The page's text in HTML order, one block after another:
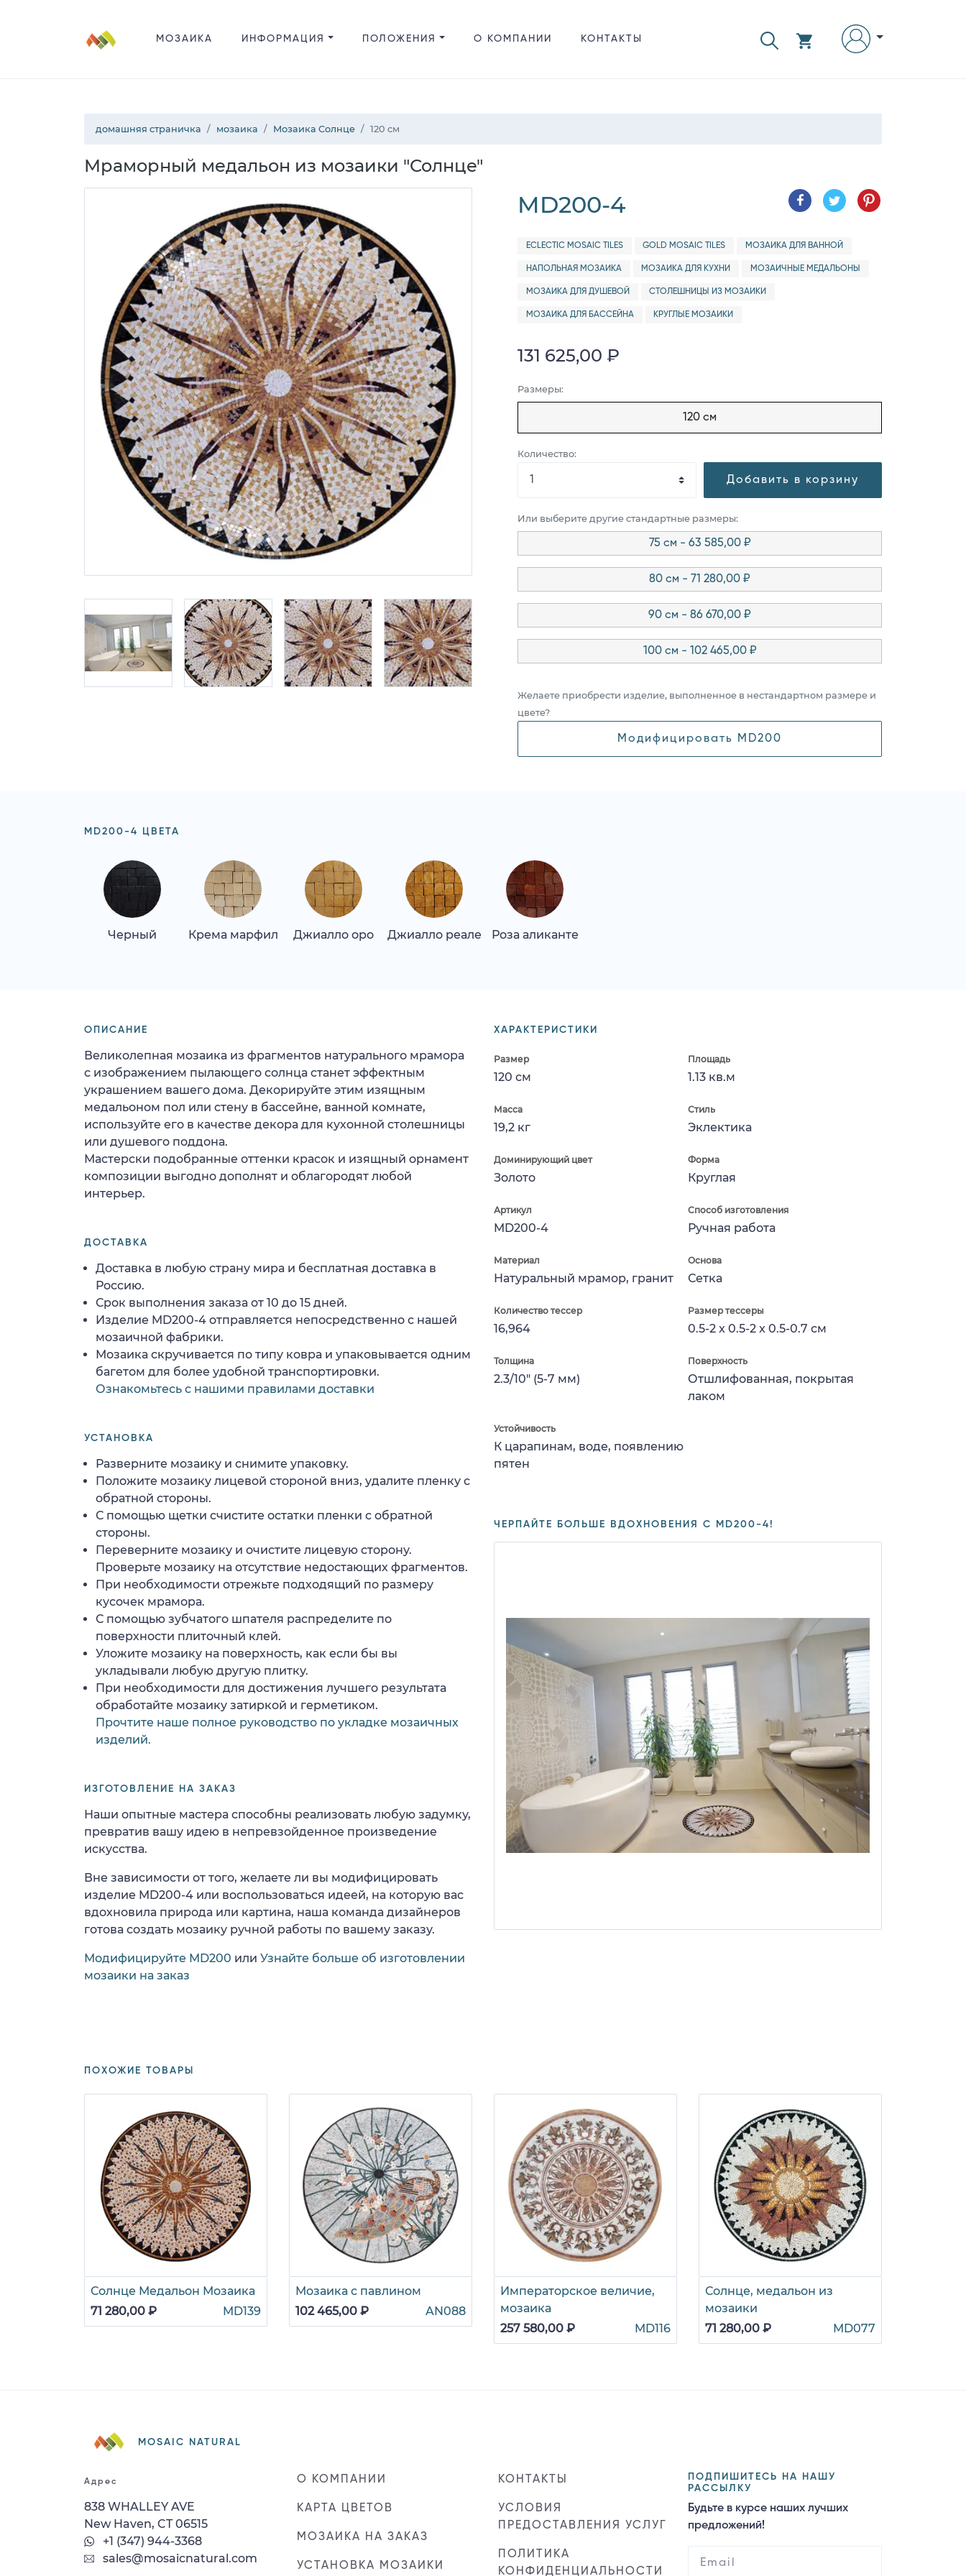
МОЗАИКА ИНФОРМАЦИЯ ПОЛОЖЕНИЯ О КОМПАНИИ КОНТАКТЫ
домашняя страничка мозаика Мозаика Солнце 120 см
Мраморный медальон из мозаики "Солнце"
MD200-4
ECLECTIC MOSAIC TILES GOLD MOSAIC TILES МОЗАИКА ДЛЯ ВАННОЙ
НАПОЛЬНАЯ МОЗАИКА МОЗАИКА ДЛЯ КУХНИ МОЗАИЧНЫЕ МЕДАЛЬОНЫ
МОЗАИКА ДЛЯ ДУШЕВОЙ СТОЛЕШНИЦЫ ИЗ МОЗАИКИ
МОЗАИКА ДЛЯ БАССЕЙНА КРУГЛЫЕ МОЗАИКИ
131 625,00 ₽
Размеры:
120 см
Количество:
Добавить в корзину
Или выберите другие стандартные размеры:
75 см - 63 585,00 ₽
80 см - 71 280,00 ₽
90 см - 86 670,00 ₽
100 см - 102 465,00 ₽
Желаете приобрести изделие, выполненное в нестандартном размере и
цвете?
Модифицировать MD200
MD200-4 ЦВЕТА
Черный Крема марфил Джиалло оро Джиалло реале Роза аликанте
ХАРАКТЕРИСТИКИ
Размер
120 см
Площадь
1.13 кв.м
Масса
19,2 кг
Стиль
Эклектика
Доминирующий цвет
Золото
Форма
Круглая
Артикул
MD200-4
Способ изготовления
Ручная работа
Материал
Натуральный мрамор, гранит
Основа
Сетка
Количество тессер
16,964
Размер тессеры
0.5-2 x 0.5-2 x 0.5-0.7 см
Толщина
2.3/10" (5-7 мм)
Поверхность
Отшлифованная, покрытая
лаком
Устойчивость
К царапинам, воде, появлению
пятен
ЧЕРПАЙТЕ БОЛЬШЕ ВДОХНОВЕНИЯ С MD200-4!
ОПИСАНИЕ
Великолепная мозаика из фрагментов натурального мрамора
с изображением пылающего солнца станет эффектным
украшением вашего дома. Декорируйте этим изящным
медальоном пол или стену в бассейне, ванной комнате,
используйте его в качестве декора для кухонной столешницы
или душевого поддона.
Мастерски подобранные оттенки красок и изящный орнамент
композиции выгодно дополнят и облагородят любой
интерьер.
ДОСТАВКА
Доставка в любую страну мира и бесплатная доставка в
Россию.
Срок выполнения заказа от 10 до 15 дней.
Изделие MD200-4 отправляется непосредственно с нашей
мозаичной фабрики.
Мозаика скручивается по типу ковра и упаковывается одним
багетом для более удобной транспортировки.
Ознакомьтесь с нашими правилами доставки
УСТАНОВКА
Разверните мозаику и снимите упаковку.
Положите мозаику лицевой стороной вниз, удалите пленку с
обратной стороны.
С помощью щетки счистите остатки пленки с обратной
стороны.
Переверните мозаику и очистите лицевую сторону.
Проверьте мозаику на отсутствие недостающих фрагментов.
При необходимости отрежьте подходящий по размеру
кусочек мрамора.
С помощью зубчатого шпателя распределите по
поверхности плиточный клей.
Уложите мозаику на поверхность, как если бы вы
укладывали любую другую плитку.
При необходимости для достижения лучшего результата
обработайте мозаику затиркой и герметиком.
Прочтите наше полное руководство по укладке мозаичных
изделий.
ИЗГОТОВЛЕНИЕ НА ЗАКАЗ
Наши опытные мастера способны реализовать любую задумку,
превратив вашу идею в непревзойденное произведение
искусства.
Вне зависимости от того, желаете ли вы модифицировать
изделие MD200-4 или воспользоваться идеей, на которую вас
вдохновила природа или картина, наша команда дизайнеров
готова создать мозаику ручной работы по вашему заказу.
Модифицируйте MD200 или Узнайте больше об изготовлении
мозаики на заказ
ПОХОЖИЕ ТОВАРЫ
Солнце Медальон Мозаика
71 280,00 ₽
MD139
Мозаика с павлином
102 465,00 ₽
AN088
Императорское величие,
мозаика
257 580,00 ₽
MD116
Солнце, медальон из
мозаики
71 280,00 ₽
MD077
MOSAIC NATURAL
Адрес
838 WHALLEY AVE
New Haven, CT 06515
+1 (347) 944-3368
sales@mosaicnatural.com
О КОМПАНИИ
КАРТА ЦВЕТОВ
МОЗАИКА НА ЗАКАЗ
УСТАНОВКА МОЗАИКИ
КОНТАКТЫ
УСЛОВИЯ
ПРЕДОСТАВЛЕНИЯ УСЛУГ
ПОЛИТИКА
КОНФИДЕНЦИАЛЬНОСТИ
ПОДПИШИТЕСЬ НА НАШУ
РАССЫЛКУ
Будьте в курсе наших лучших
предложений!